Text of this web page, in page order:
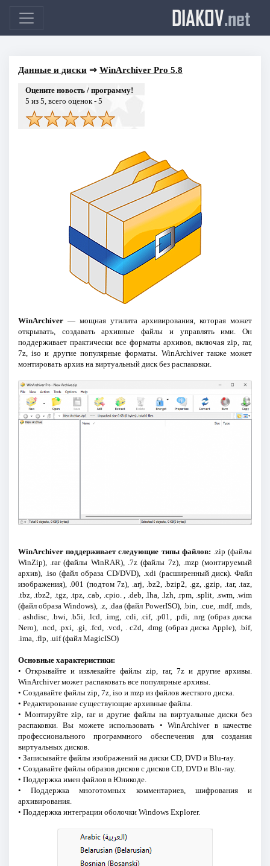
DIAKOV.net
Данные и диски⇒ WinArchiver Pro 5.8
Оцените новость / программу!
5 из 5, всего оценок - 5
WinArchiver— мощная утилита архивирования, которая может
открывать, создавать архивные файлы и управлять ими. Он
поддерживает практически все форматы архивов, включая zip, rar,
7z, iso и другие популярные форматы. WinArchiver также может
монтировать архив на виртуальный диск без распаковки.
WinArchiver поддерживает следующие типы файлов: .zip (файлы
WinZip), .rar (файлы WinRAR), .7z (файлы 7z), .mzp (монтируемый
архив), .iso (файл образа CD/DVD), .xdi (расширенный диск). Файл
изображения), .001 (подтом 7z), .arj, .bz2, .bzip2, .gz, .gzip, .tar, .taz,
.tbz, .tbz2, .tgz, .tpz, .cab, .cpio. , .deb, .lha, .lzh, .rpm, .split, .swm, .wim
(файл образа Windows), .z, .daa (файл PowerISO), .bin, .cue, .mdf, .mds,
. ashdisc, .bwi, .b5i, .lcd, .img, .cdi, .cif, .p01, .pdi, .nrg (образ диска
Nero), .ncd, .pxi, .gi, .fcd, .vcd, . c2d, .dmg (образ диска Apple), .bif,
.ima, .flp, .uif (файл MagicISO)
Основные характеристики:
• Открывайте и извлекайте файлы zip, rar, 7z и другие архивы.
WinArchiver может распаковать все популярные архивы.
• Создавайте файлы zip, 7z, iso и mzp из файлов жесткого диска.
• Редактирование существующие архивные файлы.
• Монтируйте zip, rar и другие файлы на виртуальные диски без
распаковки. Вы можете использовать • WinArchiver в качестве
профессионального программного обеспечения для создания
виртуальных дисков.
• Записывайте файлы изображений на диски CD, DVD и Blu-ray.
• Создавайте файлы образов дисков с дисков CD, DVD и Blu-ray.
• Поддержка имен файлов в Юникоде.
• Поддержка многотомных комментариев, шифрования и
архивирования.
• Поддержка интеграции оболочки Windows Explorer.